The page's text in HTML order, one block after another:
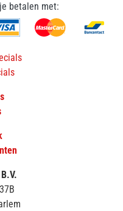
betalen met: